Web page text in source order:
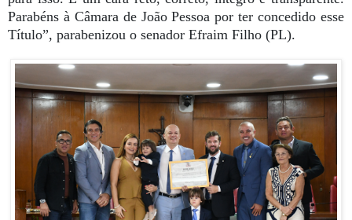
Parabéns à Câmara de João Pessoa por ter concedido esse
Título”, parabenizou o senador Efraim Filho (PL).